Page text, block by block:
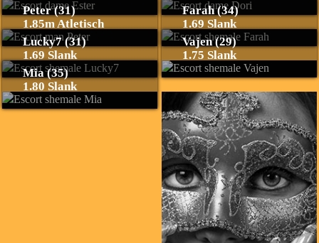
Peter (31)
1.85m Atletisch
Farah (34)
1.69 Slank
Lucky7 (31)
1.69 Slank
Vajen (29)
1.75 Slank
Mia (35)
1.80 Slank